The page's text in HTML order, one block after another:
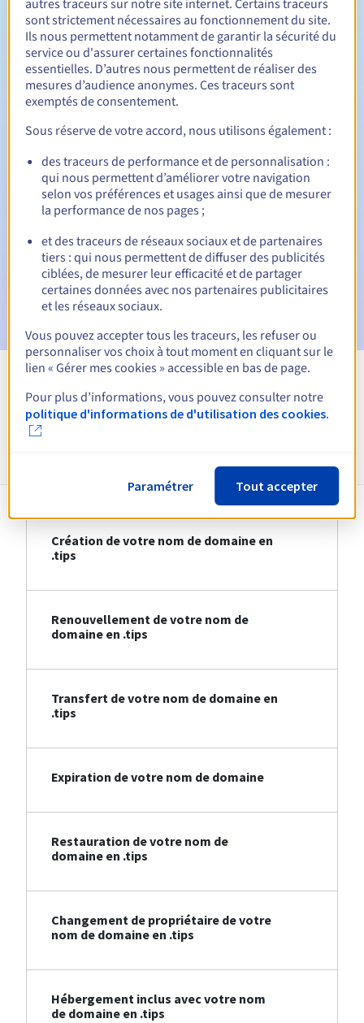
Durée de renouvellement Entre 1 et 10 ans
Période de rédemption
Notifications automatiques :
E-mails d'avertissement : 60, 30, 15, 7 et 3 jours avant la
date d'échéance
E-mail le jour de l'expirationpour notification de la
suspension du nom de domaine
E-mail après la période de grâce de rédemptionpour
notification de la suppression du nom de domaine
Voir toutes les extensions
Création de votre nom de domaine en
.tips
Renouvellement de votre nom de
domaine en .tips
Transfert de votre nom de domaine en
.tips
Expiration de votre nom de domaine
Restauration de votre nom de
domaine en .tips
Changement de propriétaire de votre
nom de domaine en .tips
Hébergement inclus avec votre nom
de domaine en .tips
autres traceurs sur notre site internet. Certains traceurs
sont strictement nécessaires au fonctionnement du site.
Ils nous permettent notamment de garantir la sécurité du
service ou d'assurer certaines fonctionnalités
essentielles. D’autres nous permettent de réaliser des
mesures d’audience anonymes. Ces traceurs sont
exemptés de consentement.
Sous réserve de votre accord, nous utilisons également :
des traceurs de performance et de personnalisation :
qui nous permettent d’améliorer votre navigation
selon vos préférences et usages ainsi que de mesurer
la performance de nos pages ;
et des traceurs de réseaux sociaux et de partenaires
tiers : qui nous permettent de diffuser des publicités
ciblées, de mesurer leur efficacité et de partager
certaines données avec nos partenaires publicitaires
et les réseaux sociaux.
Vous pouvez accepter tous les traceurs, les refuser ou
personnaliser vos choix à tout moment en cliquant sur le
lien « Gérer mes cookies » accessible en bas de page.
Pour plus d’informations, vous pouvez consulter notre
politique d'informations de d'utilisation des cookies.
Paramétrer Tout accepter